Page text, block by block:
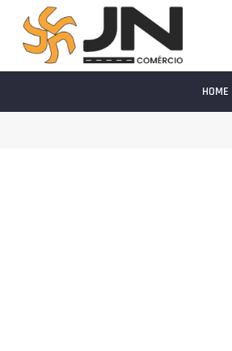
HOME